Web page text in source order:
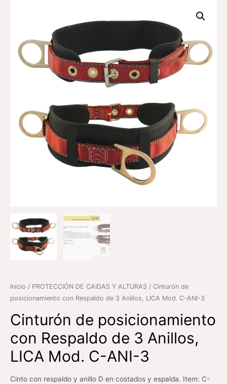
Inicio / PROTECCIÓN DE CAIDAS Y ALTURAS / Cinturón de
posicionamiento con Respaldo de 3 Anillos, LICA Mod. C-ANI-3
Cinturón de posicionamiento
con Respaldo de 3 Anillos,
LICA Mod. C-ANI-3
Cinto con respaldo y anillo D en costados y espalda. Item: C-